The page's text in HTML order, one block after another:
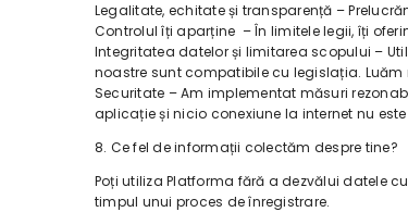
Legalitate, echitate și transparență –
Controlul îți aparține – În limitele legii, îți
Integritatea datelor și limitarea scopului –
noastre sunt compatibile cu legislația.
Securitate – Am implementat măsuri
aplicație și nicio conexiune la internet nu
8. Ce fel de informații colectăm despre tine?
Poți utiliza Platforma fără a dezvălui datele
timpul unui proces de înregistrare.